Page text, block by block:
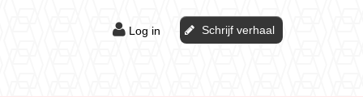
Log in Schrijf verhaal